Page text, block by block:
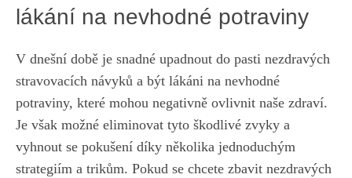
lákání na nevhodné potraviny
V ⁣dnešní době je snadné upadnout do ​pasti nezdravých
‌stravovacích návyků a být lákáni⁤ na nevhodné
potraviny, které ‍mohou⁣ negativně ovlivnit naše zdraví.⁤
Je⁤ však možné eliminovat ​tyto škodlivé zvyky ⁣a
vyhnout se pokušení ‍díky několika jednoduchým
strategiím a trikům. Pokud ​se ⁢chcete zbavit nezdravých